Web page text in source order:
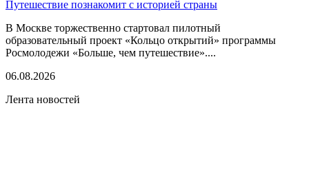
Путешествие познакомит с историей страны
В Москве торжественно стартовал пилотный
образовательный проект «Кольцо открытий» программы
Росмолодежи «Больше, чем путешествие»....
06.08.2026
Лента новостей